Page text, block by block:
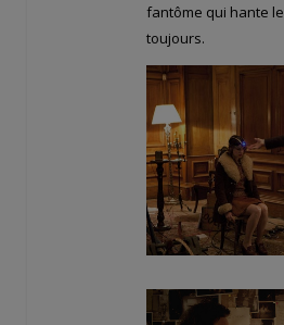
fantôme qui hante
toujours.